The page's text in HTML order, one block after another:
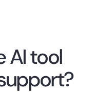
AI tool